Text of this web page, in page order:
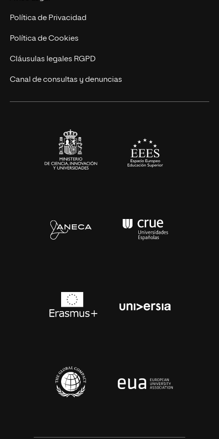
Postgrados
Cursos Universitarios
Trabaja en UNIR
Actualidad
UNIR Revista
Eventos
Política de Privacidad
Política de Cookies
Cláusulas legales RGPD
Canal de consultas y denuncias